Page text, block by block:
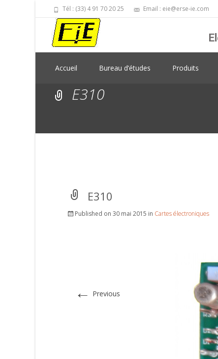
Tél : (33) 4 91 70 20 25 Email : eie@erse-ie.com
Accueil Bureau d’études Produits
E310
E310
Published on 30 mai 2015 in Cartes électroniques
← Previous